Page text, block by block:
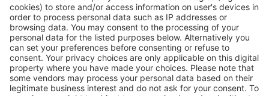
Buchen ohne Sorgen mit einer kostenlosen
Stornierungsoption.
Mehr sparen
Attraktive Preise und Spezialangebote für eingeloggte
Benutzer.